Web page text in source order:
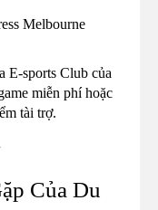
Melbourne
E-sports Club của
miễn phí hoặc
tài trợ.
Của Du